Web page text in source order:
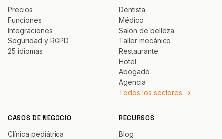
Precios
Funciones
Integraciones
Seguridad y RGPD
25 idiomas
Dentista
Médico
Salón de belleza
Taller mecánico
Restaurante
Hotel
Abogado
Agencia
Todos los sectores →
CASOS DE NEGOCIO
Clínica pediátrica
RECURSOS
Blog